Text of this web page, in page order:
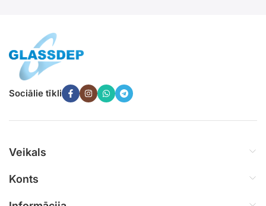
Sociālie tīkli
Veikals
Konts